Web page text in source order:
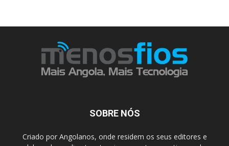
SOBRE NÓS
Criado por Angolanos, onde residem os seus editores e